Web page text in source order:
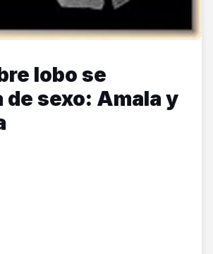
lobo se
de sexo: Amala y